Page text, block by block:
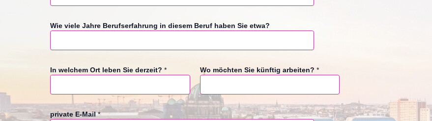
o
i
a
t
o
s
Wie viele Jahre Berufserfahrung in diesem Beruf haben Sie etwa?
In welchem Ort leben Sie derzeit? * Wo möchten Sie künftig arbeiten? *
private E-Mail*